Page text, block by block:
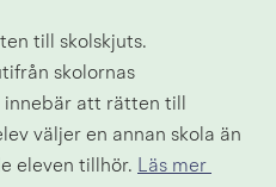
till skolskjuts.
skolornas
att rätten till
väljer en annan skola än
eleven tillhör. Läs mer